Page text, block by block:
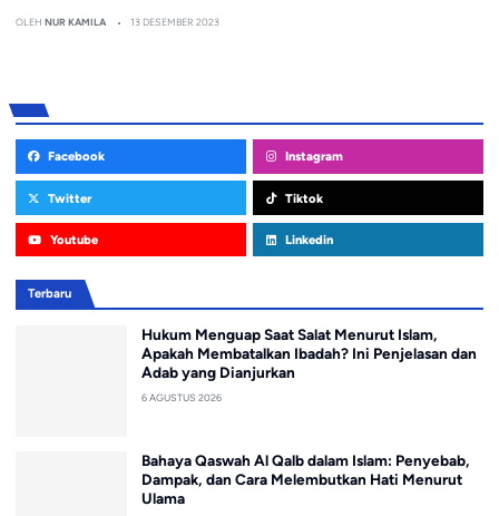
OLEH NUR KAMILA 13 DESEMBER 2023
Facebook Instagram
Twitter Tiktok
Youtube Linkedin
Terbaru
Hukum Menguap Saat Salat Menurut Islam,
Apakah Membatalkan Ibadah? Ini Penjelasan dan
Adab yang Dianjurkan
6 AGUSTUS 2026
Bahaya Qaswah Al Qalb dalam Islam: Penyebab,
Dampak, dan Cara Melembutkan Hati Menurut
Ulama